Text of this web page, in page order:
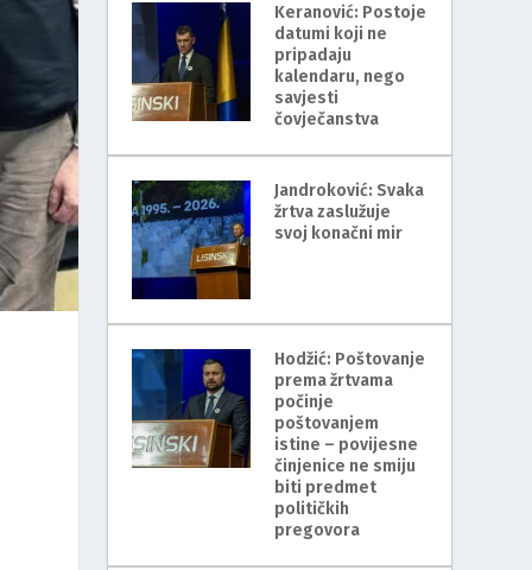
Keranović: Postoje
datumi koji ne
pripadaju
kalendaru, nego
savjesti
čovječanstva
Jandroković: Svaka
žrtva zaslužuje
svoj konačni mir
Hodžić: Poštovanje
prema žrtvama
počinje
poštovanjem
istine – povijesne
činjenice ne smiju
biti predmet
političkih
pregovora